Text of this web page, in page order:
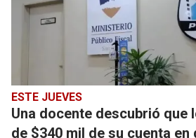
ESTE JUEVES
Una docente descubrió que
de $340 mil de su cuenta